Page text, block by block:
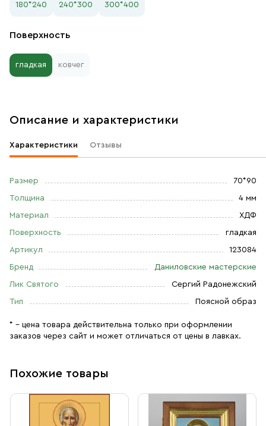
180*240 240*300 300*400
Поверхность
гладкая ковчег
Описание и характеристики
Характеристики Отзывы
Размер 70*90
Толщина 4 мм
Материал ХДФ
Поверхность гладкая
Артикул 123084
Бренд Даниловские мастерские
Лик Святого Сергий Радонежский
Тип Поясной образ
* – цена товара действительна только при оформлении
заказов через сайт и может отличаться от цены в лавках.
Похожие товары